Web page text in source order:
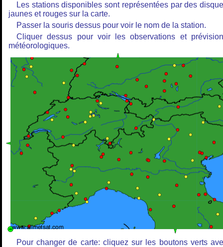
Les stations disponibles sont représentées par des
jaunes et rouges sur la carte.
Passer la souris dessus pour voir le nom de la station.
Cliquer dessus pour voir les observations et
météorologiques.
Pour changer de carte: cliquez sur les boutons verts